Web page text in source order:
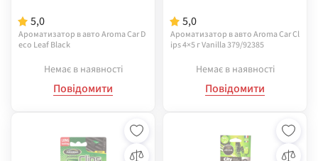
5,0
Ароматизатор в авто Aroma Car D
eco Leaf Black
Немає в наявності
Повідомити
5,0
Ароматизатор в авто Aroma Car Cl
ips 4×5 г Vanilla 379/92385
Немає в наявності
Повідомити